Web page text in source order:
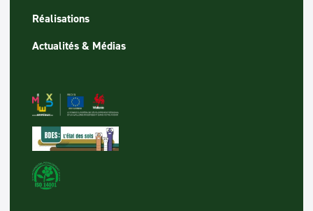
Réalisations
Actualités & Médias